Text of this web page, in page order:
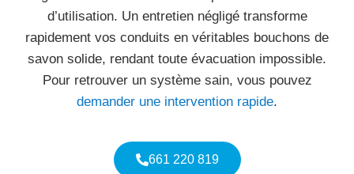
d’utilisation. Un entretien négligé transforme
rapidement vos conduits en véritables bouchons de
savon solide, rendant toute évacuation impossible.
Pour retrouver un système sain, vous pouvez
demander une intervention rapide.
661 220 819